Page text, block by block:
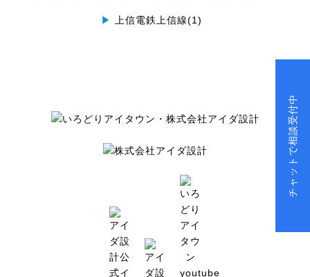
▶ 上信電鉄上信線(1)
チャットで相談受付中